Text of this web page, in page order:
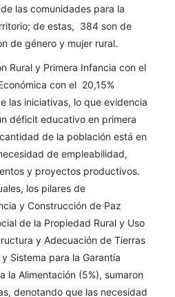
las comunidades para la
de estas, 384 son de
de género y mujer rural.
Rural y Primera Infancia con el
con el 20,15%
las iniciativas, lo que evidencia
déficit educativo en primera
de la población está en
de empleabilidad,
y proyectos productivos.
los pilares de
y Construcción de Paz
de la Propiedad Rural y Uso
y Adecuación de Tierras
Sistema para la Garantía
la Alimentación (5%), sumaron
denotando que las necesidad